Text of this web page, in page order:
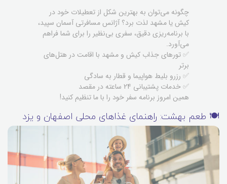
چگونه می‌توان به بهترین شکل از تعطیلات خود در
کیش یا مشهد لذت برد؟ آژانس مسافرتی آسمان سپید،
با برنامه‌ریزی دقیق، سفری بی‌نظیر را برای شما فراهم
می‌آورد.
✅ تورهای جذاب کیش و مشهد با اقامت در هتل‌های
برتر
✅ رزرو بلیط هواپیما و قطار به سادگی
✅ خدمات پشتیبانی 24 ساعته در مقصد
همین امروز برنامه سفر خود را با ما تنظیم کنید!
🍽️ طعم بهشت: راهنمای غذاهای محلی اصفهان و یزد